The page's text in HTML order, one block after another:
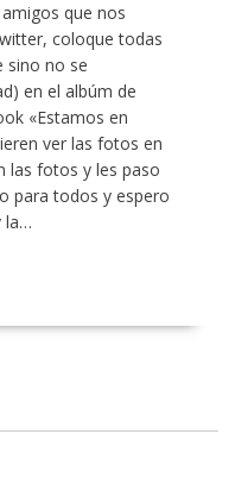
que nos
coloque todas
sino no se
en el albúm de
«Estamos en
ver las fotos en
las fotos y les paso
para todos y espero
la…